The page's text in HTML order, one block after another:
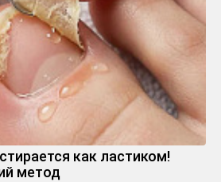
как ластиком!
метод